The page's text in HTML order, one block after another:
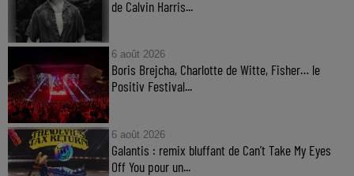
de Calvin Harris...
6 août 2026
Boris Brejcha, Charlotte de Witte, Fisher… le
Positiv Festival...
6 août 2026
Galantis : remix bluffant de Can’t Take My Eyes
Off You pour un...